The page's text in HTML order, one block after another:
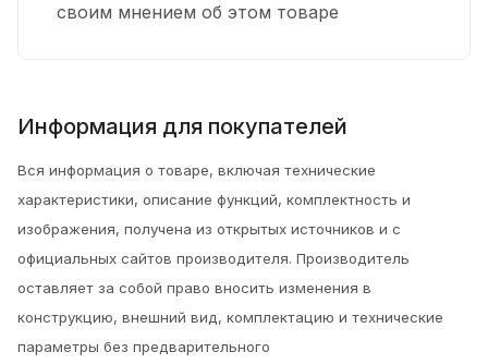
своим мнением об этом товаре
Информация для покупателей
Вся информация о товаре, включая технические
характеристики, описание функций, комплектность и
изображения, получена из открытых источников и с
официальных сайтов производителя. Производитель
оставляет за собой право вносить изменения в
конструкцию, внешний вид, комплектацию и технические
параметры без предварительного